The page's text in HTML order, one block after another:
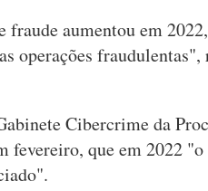
fraude aumentou em
operações
Cibercrime da
fevereiro, que em 2022